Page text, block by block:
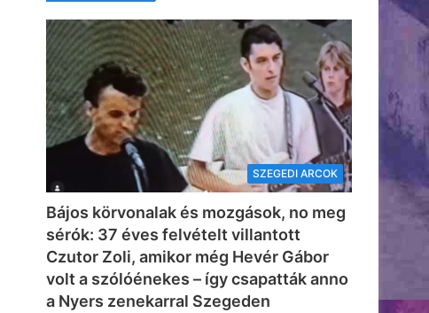
SZEGEDI ARCOK
Bájos körvonalak és mozgások, no meg
sérók: 37 éves felvételt villantott
Czutor Zoli, amikor még Hevér Gábor
volt a szólóénekes – így csapatták anno
a Nyers zenekarral Szegeden